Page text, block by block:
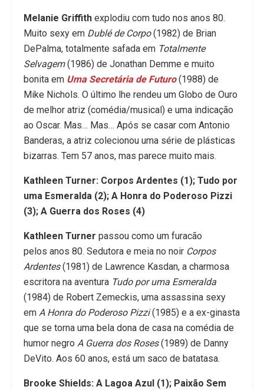
Melanie Griffith explodiu com tudo nos anos 80.
Muito sexy em Dublé de Corpo(1982) de Brian
DePalma, totalmente safada em Totalmente
Selvagem(1986) de Jonathan Demme e muito
bonita em Uma Secretária de Futuro(1988) de
Mike Nichols. O último lhe rendeu um Globo de Ouro
de melhor atriz (comédia/musical) e uma indicação
ao Oscar. Mas… Mas… Após se casar com Antonio
Banderas, a atriz colecionou uma série de plásticas
bizarras. Tem 57 anos, mas parece muito mais.
Kathleen Turner: Corpos Ardentes (1); Tudo por
uma Esmeralda (2); A Honra do Poderoso Pizzi
(3); A Guerra dos Roses (4)
Kathleen Turner passou como um furacão
pelos anos 80. Sedutora e meia no noir Corpos
Ardentes(1981) de Lawrence Kasdan, a charmosa
escritora na aventura Tudo por uma Esmeralda
(1984) de Robert Zemeckis, uma assassina sexy
em A Honra do Poderoso Pizzi(1985) e a ex-ginasta
que se torna uma bela dona de casa na comédia de
humor negro A Guerra dos Roses(1989) de Danny
DeVito. Aos 60 anos, está um saco de batatasa.
Brooke Shields: A Lagoa Azul (1); Paixão Sem